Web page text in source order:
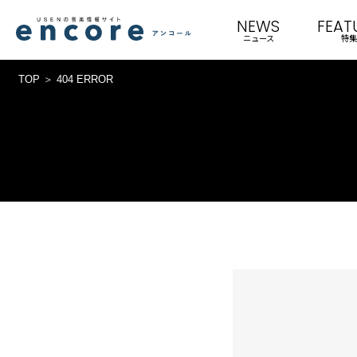
NEWS
ニュース 特集
TOP 404 ERROR